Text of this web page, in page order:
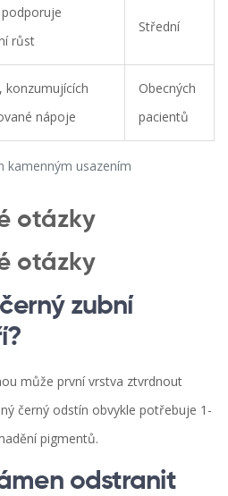
kamenným usazením
růst
Střední
konzumujících
nápoje
Obecných
pacientů
otázky
otázky
zubní
může první vrstva ztvrdnout
černý odstín obvykle potřebuje 1-
pigmentů.
odstranit